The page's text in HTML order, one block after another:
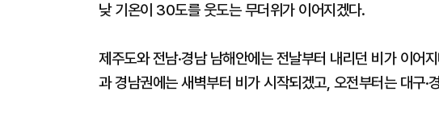
낮 기온이 30도를 웃도는 무더위가 이어지겠다.
제주도와 전남·경남 남해안에는 전날부터 내리던 비가 이어
과 경남권에는 새벽부터 비가 시작되겠고, 오전부터는 대구·